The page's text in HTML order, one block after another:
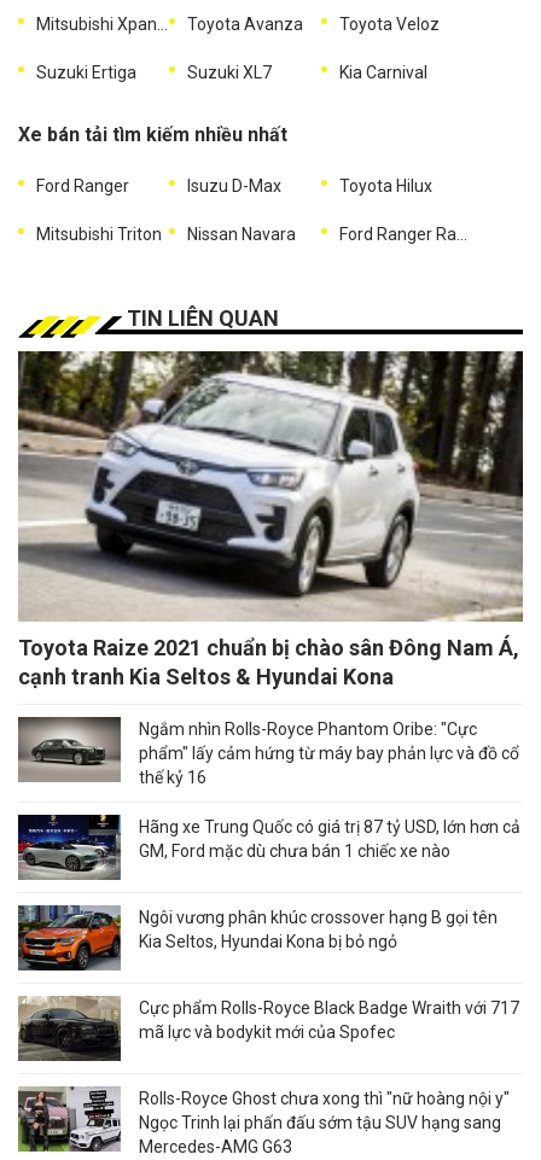
Toyota Avanza Toyota Veloz
Suzuki Ertiga Suzuki XL7 Kia Carnival
Xe bán tải tìm kiếm nhiều nhất
Ford Ranger Isuzu D-Max Toyota Hilux
Mitsubishi Triton Nissan Navara
TIN LIÊN QUAN
Toyota Raize 2021 chuẩn bị chào sân Đông Nam Á,
cạnh tranh Kia Seltos & Hyundai Kona
Ngắm nhìn Rolls-Royce Phantom Oribe: "Cực
phẩm" lấy cảm hứng từ máy bay phản lực và đồ cổ
thế kỷ 16
Hãng xe Trung Quốc có giá trị 87 tỷ USD, lớn hơn cả
GM, Ford mặc dù chưa bán 1 chiếc xe nào
Ngôi vương phân khúc crossover hạng B gọi tên
Kia Seltos, Hyundai Kona bị bỏ ngỏ
Cực phẩm Rolls-Royce Black Badge Wraith với 717
mã lực và bodykit mới của Spofec
Rolls-Royce Ghost chưa xong thì "nữ hoàng nội y"
Ngọc Trinh lại phấn đấu sớm tậu SUV hạng sang
Mercedes-AMG G63